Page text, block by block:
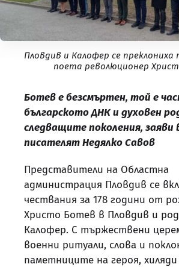
Пловдив и Калофер се преклониха
поета революционер
Ботев е безсмъртен, той е
българското ДНК и духовен
следващите поколения, заяви
писателят Недялко Савов
Представители на Областна
администрация Пловдив се
чествания за 178 години от
Христо Ботев в Пловдив и
Калофер. С тържествени
военни ритуали, слова и
паметниците на героя, хиляди